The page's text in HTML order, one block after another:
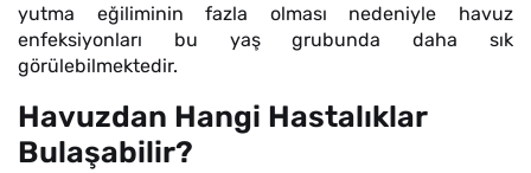
yutma eğiliminin fazla olması nedeniyle havuz
enfeksiyonları bu yaş grubunda daha sık
görülebilmektedir.
Havuzdan Hangi Hastalıklar
Bulaşabilir?